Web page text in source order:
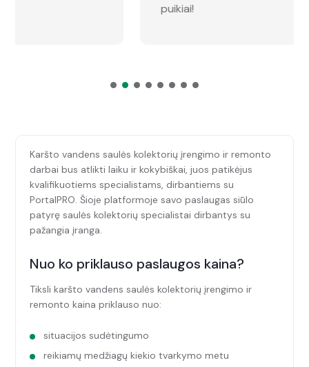
Karšto vandens saulės kolektorių įrengimo ir remonto
darbai bus atlikti laiku ir kokybiškai, juos patikėjus
kvalifikuotiems specialistams, dirbantiems su
PortalPRO. Šioje platformoje savo paslaugas siūlo
patyrę saulės kolektorių specialistai dirbantys su
pažangia įranga.
Nuo ko priklauso paslaugos kaina?
Tiksli karšto vandens saulės kolektorių įrengimo ir
remonto kaina priklauso nuo:
situacijos sudėtingumo
reikiamų medžiagų kiekio tvarkymo metu